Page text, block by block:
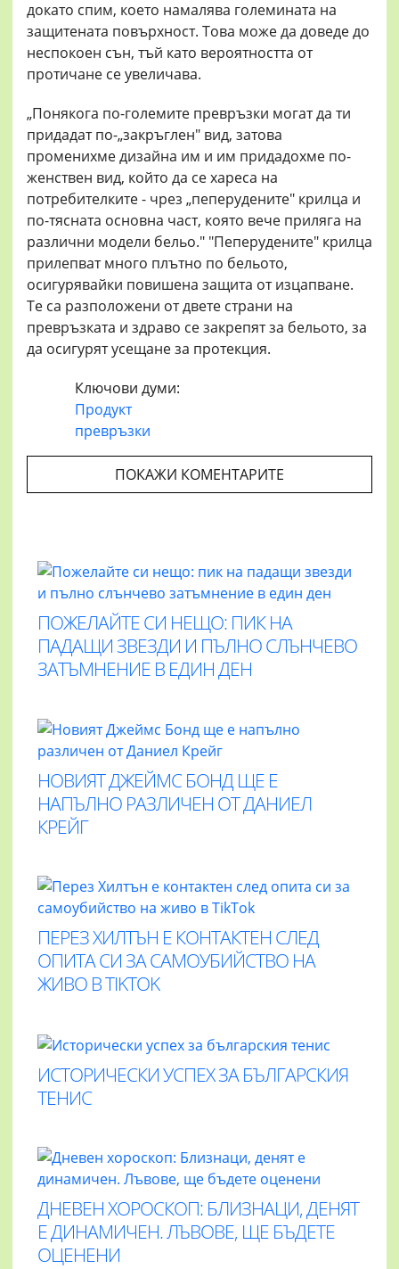
докато спим, което намалява големината на
защитената повърхност. Това може да доведе до
неспокоен сън, тъй като вероятността от
протичане се увеличава.
„Понякога по-големите превръзки могат да ти
придадат по-„закръглен" вид, затова
променихме дизайна им и им придадохме по-
женствен вид, който да се хареса на
потребителките - чрез „пеперудените" крилца и
по-тясната основна част, която вече приляга на
различни модели бельо." "Пеперудените" крилца
прилепват много плътно по бельото,
осигурявайки повишена защита от изцапване.
Те са разположени от двете страни на
превръзката и здраво се закрепят за бельото, за
да осигурят усещане за протекция.
Ключови думи:
Продукт
превръзки
ПОКАЖИ КОМЕНТАРИТЕ
ПОЖЕЛАЙТЕ СИ НЕЩО: ПИК НА
ПАДАЩИ ЗВЕЗДИ И ПЪЛНО СЛЪНЧЕВО
ЗАТЪМНЕНИЕ В ЕДИН ДЕН
НОВИЯТ ДЖЕЙМС БОНД ЩЕ Е
НАПЪЛНО РАЗЛИЧЕН ОТ ДАНИЕЛ
КРЕЙГ
ПЕРЕЗ ХИЛТЪН Е КОНТАКТЕН СЛЕД
ОПИТА СИ ЗА САМОУБИЙСТВО НА
ЖИВО В TIKTOK
ИСТОРИЧЕСКИ УСПЕХ ЗА БЪЛГАРСКИЯ
ТЕНИС
ДНЕВЕН ХОРОСКОП: БЛИЗНАЦИ, ДЕНЯТ
Е ДИНАМИЧЕН. ЛЪВОВЕ, ЩЕ БЪДЕТЕ
ОЦЕНЕНИ